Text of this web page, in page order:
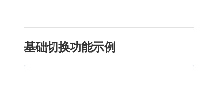
基础切换功能示例